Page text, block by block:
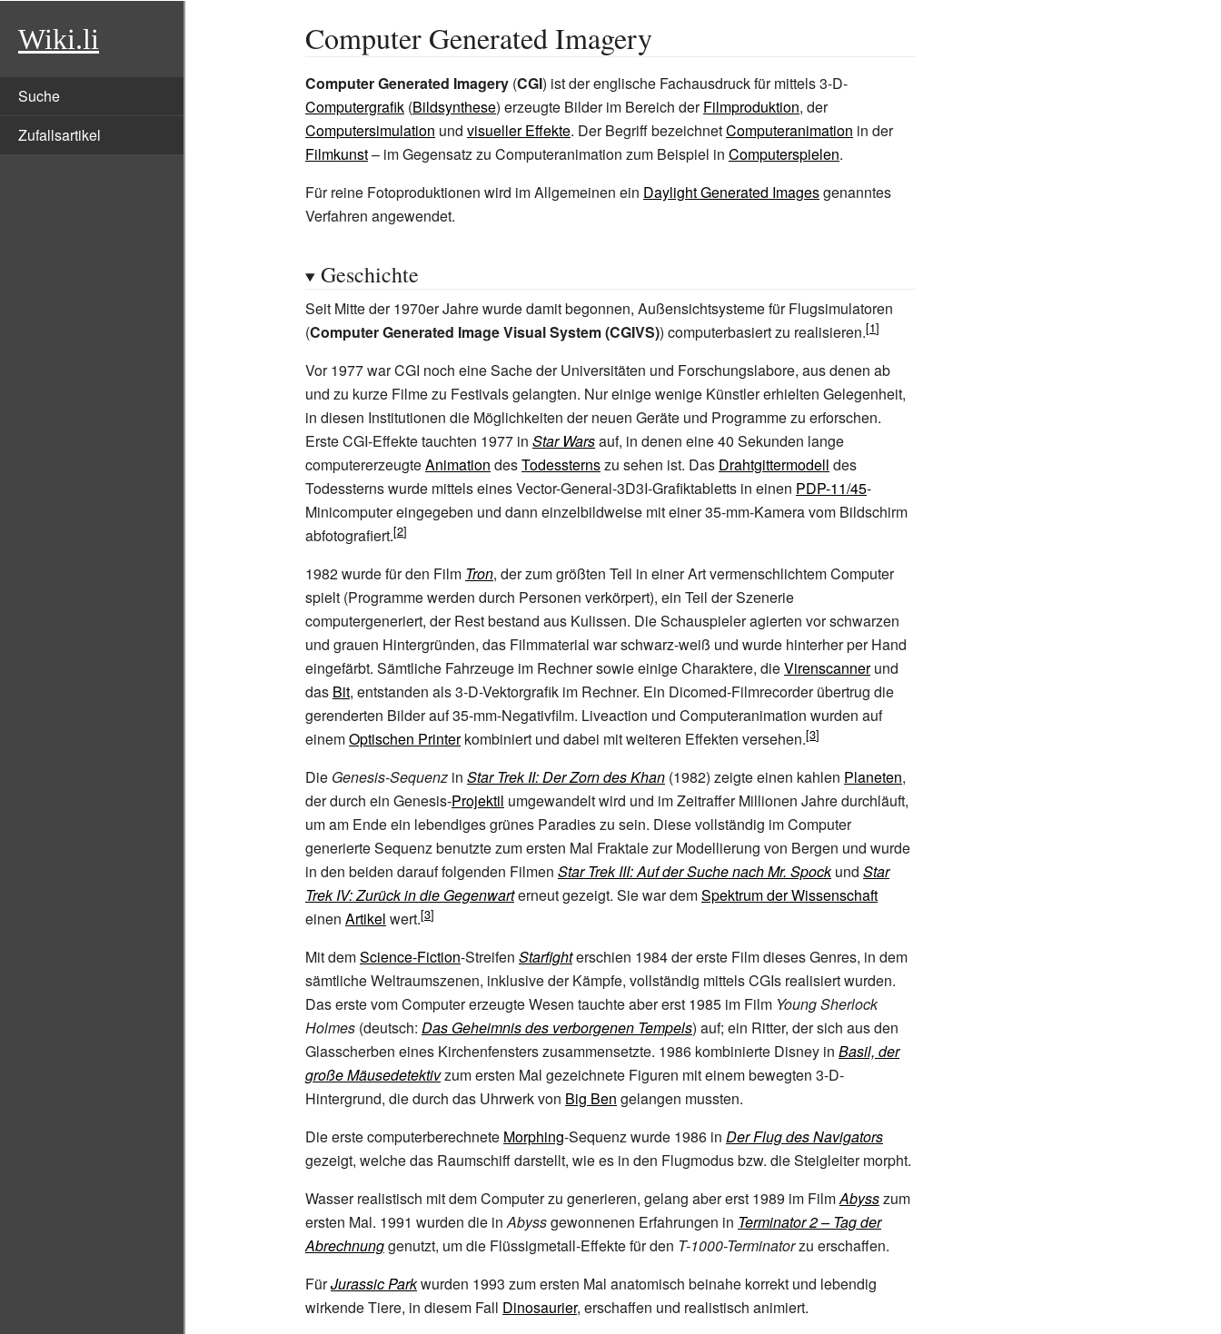
Wiki.li
Suche
Zufallsartikel
Computer Generated Imagery
Computer Generated Imagery (CGI) ist der englische Fachausdruck für mittels 3-D-
Computergrafik (Bildsynthese) erzeugte Bilder im Bereich derFilmproduktion, der
Computersimulation und visueller Effekte. Der Begriff bezeichnetComputeranimation in der
Filmkunst– im Gegensatz zu Computeranimation zum Beispiel in Computerspielen.
Für reine Fotoproduktionen wird im Allgemeinen ein Daylight Generated Imagesgenanntes
Verfahren angewendet.
Geschichte
Seit Mitte der 1970er Jahre wurde damit begonnen, Außensichtsysteme für Flugsimulatoren
(Computer Generated Image Visual System (CGIVS)) computerbasiert zu realisieren.
Vor 1977 war CGI noch eine Sache der Universitäten und Forschungslabore, aus denen ab
und zu kurze Filme zu Festivals gelangten. Nur einige wenige Künstler erhielten Gelegenheit,
in diesen Institutionen die Möglichkeiten der neuen Geräte und Programme zu erforschen.
Erste CGI-Effekte tauchten 1977 in Star Warsauf, in denen eine 40 Sekunden lange
computererzeugteAnimation desTodessternszu sehen ist. Das Drahtgittermodell des
Todessterns wurde mittels eines Vector-General-3D3I-Grafiktabletts in einen PDP-11/45-
Minicomputer eingegeben und dann einzelbildweise mit einer 35-mm-Kamera vom Bildschirm
abfotografiert.
1982 wurde für den Film Tron, der zum größten Teil in einer Art vermenschlichtem Computer
spielt (Programme werden durch Personen verkörpert), ein Teil der Szenerie
computergeneriert, der Rest bestand aus Kulissen. Die Schauspieler agierten vor schwarzen
und grauen Hintergründen, das Filmmaterial war schwarz-weiß und wurde hinterher per Hand
eingefärbt. Sämtliche Fahrzeuge im Rechner sowie einige Charaktere, dieVirenscannerund
das Bit, entstanden als 3-D-Vektorgrafik im Rechner. Ein Dicomed-Filmrecorder übertrug die
gerenderten Bilder auf 35-mm-Negativfilm. Liveaction und Computeranimation wurden auf
einemOptischen Printerkombiniert und dabei mit weiteren Effekten versehen.
Die Genesis-Sequenz in Star Trek II: Der Zorn des Khan (1982) zeigte einen kahlen Planeten,
der durch ein Genesis-Projektil umgewandelt wird und im Zeitraffer Millionen Jahre durchläuft,
um am Ende ein lebendiges grünes Paradies zu sein. Diese vollständig im Computer
generierte Sequenz benutzte zum ersten Mal Fraktale zur Modellierung von Bergen und wurde
in den beiden darauf folgenden Filmen Star Trek III: Auf der Suche nach Mr. Spockund Star
Trek IV: Zurück in die Gegenwarterneut gezeigt. Sie war demSpektrum der Wissenschaft
einen Artikel wert.
Mit demScience-Fiction-Streifen Starfighterschien 1984 der erste Film dieses Genres, in dem
sämtliche Weltraumszenen, inklusive der Kämpfe, vollständig mittels CGIs realisiert wurden.
Das erste vom Computer erzeugte Wesen tauchte aber erst 1985 im Film Young Sherlock
Holmes (deutsch: Das Geheimnis des verborgenen Tempels) auf; ein Ritter, der sich aus den
Glasscherben eines Kirchenfensters zusammensetzte. 1986 kombinierte Disney in Basil, der
große Mäusedetektivzum ersten Mal gezeichnete Figuren mit einem bewegten 3-D-
Hintergrund, die durch das Uhrwerk von Big Ben gelangen mussten.
Die erste computerberechnete Morphing-Sequenz wurde 1986 in Der Flug des Navigators
gezeigt, welche das Raumschiff darstellt, wie es in den Flugmodus bzw. die Steigleiter morpht.
Wasser realistisch mit dem Computer zu generieren, gelang aber erst 1989 im FilmAbysszum
ersten Mal. 1991 wurden die inAbyssgewonnenen Erfahrungen in Terminator 2 – Tag der
Abrechnunggenutzt, um die Flüssigmetall-Effekte für den T-1000-Terminatorzu erschaffen.
FürJurassic Parkwurden 1993 zum ersten Mal anatomisch beinahe korrekt und lebendig
wirkende Tiere, in diesem Fall Dinosaurier, erschaffen und realistisch animiert.